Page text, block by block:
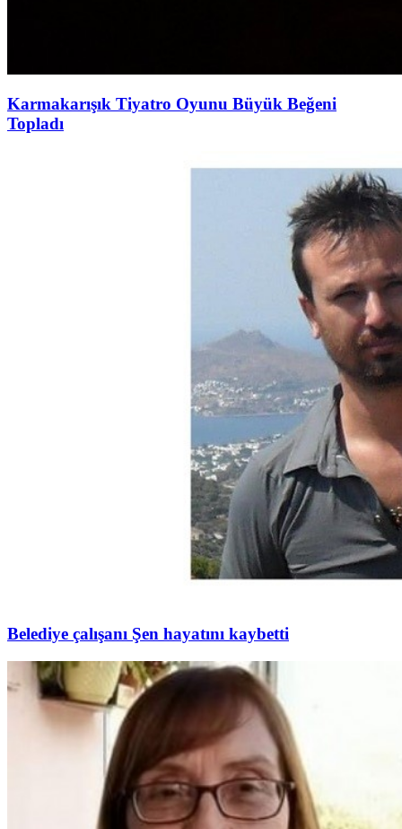
Karmakarışık Tiyatro Oyunu Büyük Beğeni
Topladı
Belediye çalışanı Şen hayatını kaybetti